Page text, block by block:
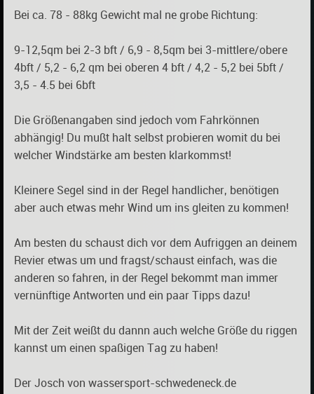
Bei ca. 78 - 88kg Gewicht mal ne grobe Richtung:
9-12,5qm bei 2-3 bft / 6,9 - 8,5qm bei 3-mittlere/obere
4bft / 5,2 - 6,2 qm bei oberen 4 bft / 4,2 - 5,2 bei 5bft /
3,5 - 4.5 bei 6bft
Die Größenangaben sind jedoch vom Fahrkönnen
abhängig! Du mußt halt selbst probieren womit du bei
welcher Windstärke am besten klarkommst!
Kleinere Segel sind in der Regel handlicher, benötigen
aber auch etwas mehr Wind um ins gleiten zu kommen!
Am besten du schaust dich vor dem Aufriggen an deinem
Revier etwas um und fragst/schaust einfach, was die
anderen so fahren, in der Regel bekommt man immer
vernünftige Antworten und ein paar Tipps dazu!
Mit der Zeit weißt du dannn auch welche Größe du riggen
kannst um einen spaßigen Tag zu haben!
Der Josch von wassersport-schwedeneck.de